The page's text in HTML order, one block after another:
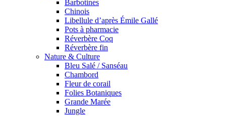
Barbotines
Chinois
Libellule d’après Émile Gallé
Pots à pharmacie
Réverbère Coq
Réverbère fin
Nature & Culture
Bleu Salé / Sanséau
Chambord
Fleur de corail
Folies Botaniques
Grande Marée
Jungle